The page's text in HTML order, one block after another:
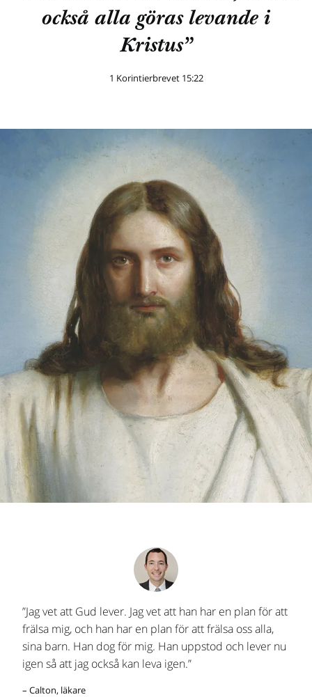
också alla göras levande i
Kristus”
1 Korintierbrevet 15:22
”Jag vet att Gud lever. Jag vet att han har en plan för att
frälsa mig, och han har en plan för att frälsa oss alla,
sina barn. Han dog för mig. Han uppstod och lever nu
igen så att jag också kan leva igen.”
– Calton, läkare